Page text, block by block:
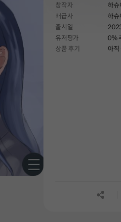
창작자
하슈
배급사
하슈
출시일
유저평가
0%
상품 후기
아직
공유